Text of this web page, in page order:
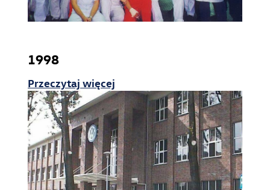
e-Sklep
1998
Przeczytaj więcej